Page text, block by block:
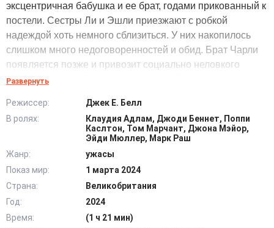
эксцентричная бабушка и ее брат, годами прикованный к
постели. Сестры Ли и Эшли приезжают с робкой
надеждой хоть немного сблизиться. У них накопилось
слишком много недоговоренностей и обид. Брат Чарли
появляется позже и привозит социально неловкого
подростка-сына. За ними вьется шлейф проблем:
За праздничным столом напряжение нарастает.
Затянувшиеся паузы сменяются резкими репликами,
привычные маски сползают, а взаимные претензии
вырываются наружу. В момент, когда родственные
взаимоотношения готовы окончательно рассыпаться, в
доме пробуждается нечто древнее. Это фрау Перхта,
сверхъестественная сущность, веками связанная с
семьей. Атмосфера становится гнетущей. Странные
звуки доносятся из пустых комнат, тени удлиняются.
Развернуть
Режиссер:
Джек Е. Белл
В ролях:
Клаудия Адлам, Джоди Беннет, Поппи
Каслтон, Том Марчант, Джона Мэйор,
Эйди Мюллер, Марк Раш
Жанр:
ужасы
Показ мир:
1 марта 2024
Страна:
Великобритания
Год:
2024
Время:
(1 ч 21 мин)